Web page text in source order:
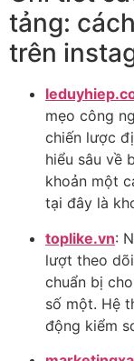
tảng:
trên
mẹo công
chiến lược
hiểu sâu về
khoản một
tại đây là
toplike.vn:
lượt theo
chuẩn bị
số một. Hệ
động kiểm